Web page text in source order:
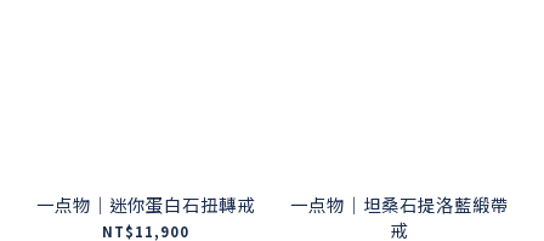
一点物｜迷你蛋白石扭轉戒
NT$11,900
一点物｜坦桑石提洛藍緞帶
戒